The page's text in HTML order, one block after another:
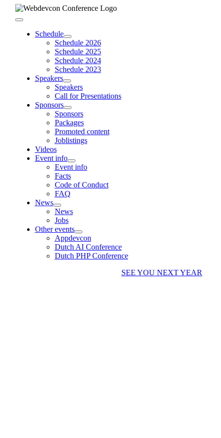
Skip
Toggle
NavigationSchedule
Schedule 2026
Schedule 2025
Schedule 2024
Schedule 2023
Speakers
Speakers
Call for Presentations
Sponsors
Sponsors
Packages
Promoted content
Joblistings
Videos
Event info
Event info
Facts
Code of Conduct
FAQ
News
News
Jobs
Other events
Appdevcon
Dutch AI Conference
Dutch PHP Conference
SEE YOU NEXT YEAR